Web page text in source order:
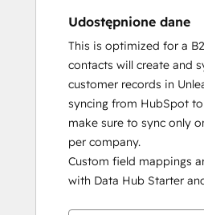
Udostępnione dane
This is optimized for a
contacts will create and
customer records in
syncing from HubSpot
make sure to sync only
per company.
Custom field mappings
with Data Hub Starter